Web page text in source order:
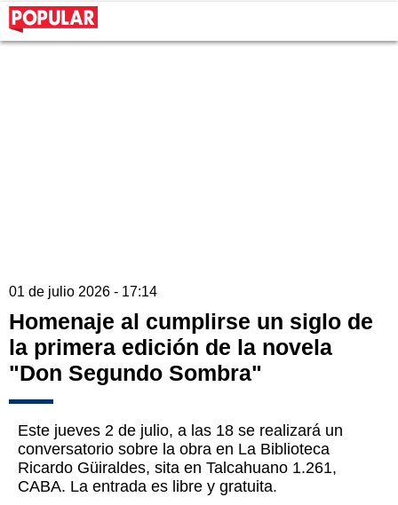
01 de julio 2026 - 17:14
Homenaje al cumplirse un siglo de
la primera edición de la novela
"Don Segundo Sombra"
Este jueves 2 de julio, a las 18 se realizará un
conversatorio sobre la obra en La Biblioteca
Ricardo Güiraldes, sita en Talcahuano 1.261,
CABA. La entrada es libre y gratuita.